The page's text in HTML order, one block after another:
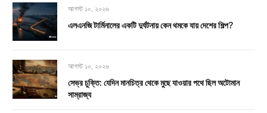
আগস্ট ১০, ২০২৬
এলএনজি টার্মিনালের একটি দুর্ঘটনায় কেন থমকে যায় দেশের শিল্প?
আগস্ট ১০, ২০২৬
সেভ্র চুক্তি: যেদিন মানচিত্র থেকে মুছে যাওয়ার পথে ছিল অটোমান
সাম্রাজ্য